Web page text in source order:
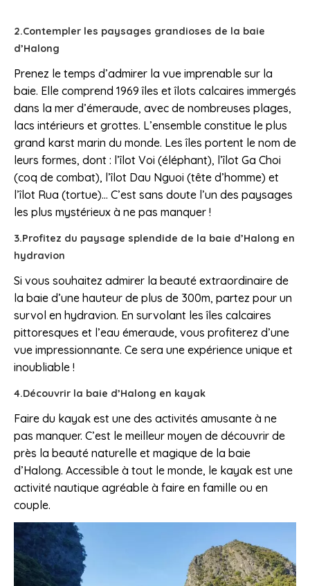
2.Contempler les paysages grandioses de la baie
d’Halong
Prenez le temps d’admirer la vue imprenable sur la
baie. Elle comprend 1969 îles et îlots calcaires immergés
dans la mer d’émeraude, avec de nombreuses plages,
lacs intérieurs et grottes. L’ensemble constitue le plus
grand karst marin du monde. Les îles portent le nom de
leurs formes, dont : l’îlot Voi (éléphant), l’îlot Ga Choi
(coq de combat), l’îlot Dau Nguoi (tête d’homme) et
l’îlot Rua (tortue)… C’est sans doute l’un des paysages
les plus mystérieux à ne pas manquer !
3.Profitez du paysage splendide de la baie d’Halong en
hydravion
Si vous souhaitez admirer la beauté extraordinaire de
la baie d’une hauteur de plus de 300m, partez pour un
survol en hydravion. En survolant les îles calcaires
pittoresques et l’eau émeraude, vous profiterez d’une
vue impressionnante. Ce sera une expérience unique et
inoubliable !
4.Découvrir la baie d’Halong en kayak
Faire du kayak est une des activités amusante à ne
pas manquer. C’est le meilleur moyen de découvrir de
près la beauté naturelle et magique de la baie
d’Halong. Accessible à tout le monde, le kayak est une
activité nautique agréable à faire en famille ou en
couple.